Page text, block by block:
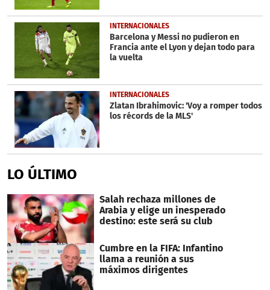
INTERNACIONALES
Barcelona y Messi no pudieron en
Francia ante el Lyon y dejan todo para
la vuelta
INTERNACIONALES
Zlatan Ibrahimovic: 'Voy a romper todos
los récords de la MLS'
LO ÚLTIMO
Salah rechaza millones de
Arabia y elige un inesperado
destino: este será su club
Cumbre en la FIFA: Infantino
llama a reunión a sus
máximos dirigentes